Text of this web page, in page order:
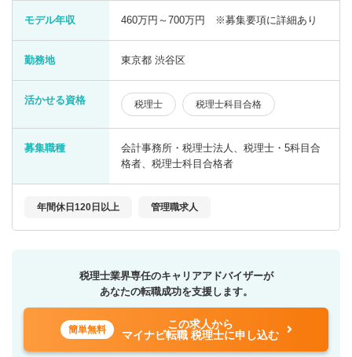
モデル年収 460万円～700万円 ※募集要項に詳細あり
勤務地 東京都 渋谷区
活かせる資格 税理士 税理士科目合格
募集職種
会計事務所・税理士法人、税理士・5科目合
格者、税理士科目合格者
年間休日120日以上 管理職求人
税理士業界専任のキャリアアドバイザーが
あなたの転職成功を支援します。
簡単無料
この求人から
マイナビ転職 税理士に申し込む